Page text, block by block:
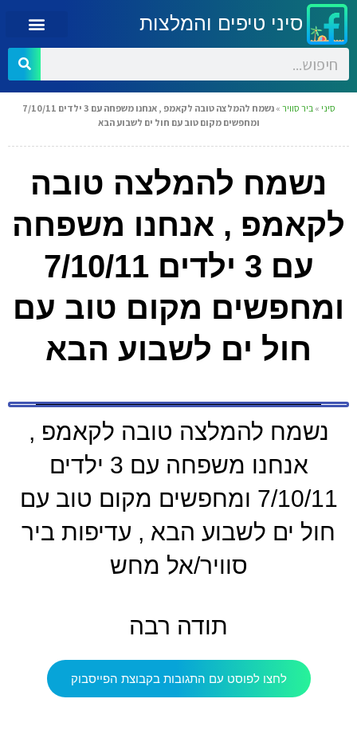
סיני טיפים והמלצות
סיני » ביר סוויר »
נשמח להמלצה טובה לקאמפ , אנחנו משפחה עם 3 ילדים 7/10/11
ומחפשים מקום טוב עם חול ים לשבוע הבא
נשמח להמלצה טובה
לקאמפ , אנחנו משפחה
עם 3 ילדים 7/10/11
ומחפשים מקום טוב עם
חול ים לשבוע הבא
נשמח להמלצה טובה לקאמפ ,
אנחנו משפחה עם 3 ילדים
7/10/11 ומחפשים מקום טוב עם
חול ים לשבוע הבא , עדיפות ביר
סוויר/אל מחש
תודה רבה
לחצו לפוסט עם התגובות בקבוצת הפייסבוק